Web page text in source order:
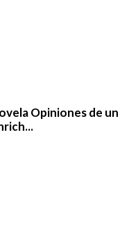
Opiniones de un